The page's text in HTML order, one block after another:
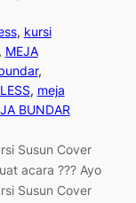
, kursi
, MEJA
, meja
BUNDAR
Susun Cover
acara ??? Ayo
Susun Cover